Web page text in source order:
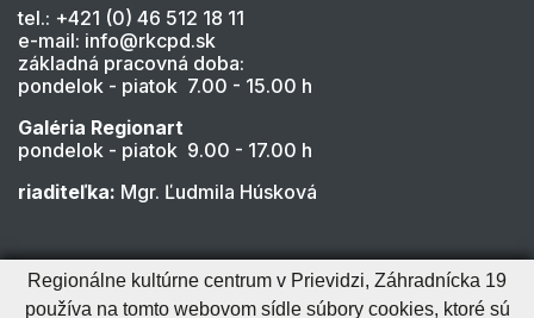
tel.: +421 (0) 46 512 18 11
e-mail: info@rkcpd.sk
základná pracovná doba:
pondelok - piatok 7.00 - 15.00 h
Galéria Regionart
pondelok - piatok 9.00 - 17.00 h
riaditeľka: Mgr. Ľudmila Húsková
Regionálne kultúrne centrum v Prievidzi, Záhradnícka 19
používa na tomto webovom sídle súbory cookies, ktoré sú